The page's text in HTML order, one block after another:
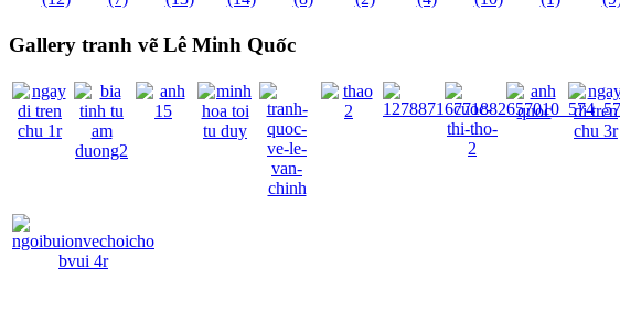
Gallery tranh vẽ Lê Minh Quốc